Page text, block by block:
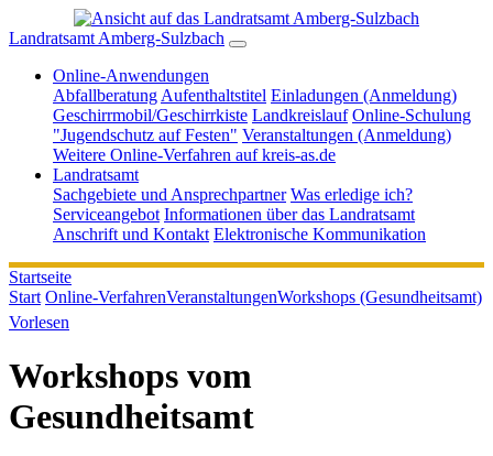
Landratsamt Amberg-Sulzbach
Online-Anwendungen
Abfallberatung Aufenthaltstitel Einladungen (Anmeldung)
Geschirrmobil/Geschirrkiste Landkreislauf Online-Schulung
"Jugendschutz auf Festen" Veranstaltungen (Anmeldung)
Weitere Online-Verfahren auf kreis-as.de
Landratsamt
Sachgebiete und Ansprechpartner Was erledige ich?
Serviceangebot Informationen über das Landratsamt
Anschrift und Kontakt Elektronische Kommunikation
Startseite
Start Online-VerfahrenVeranstaltungenWorkshops (Gesundheitsamt)
Vorlesen
Workshops vom
Gesundheitsamt